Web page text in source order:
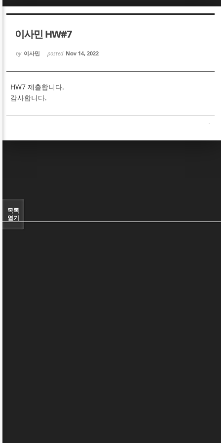
이사민 HW#7
by 이사민 posted Nov 14, 2022
HW7 제출합니다.
감사합니다.
목록
열기
Sketchbook5, 스케치북5
Sketchbook5, 스케치북5
Sketchbook5, 스케치북5
Sketchbook5, 스케치북5